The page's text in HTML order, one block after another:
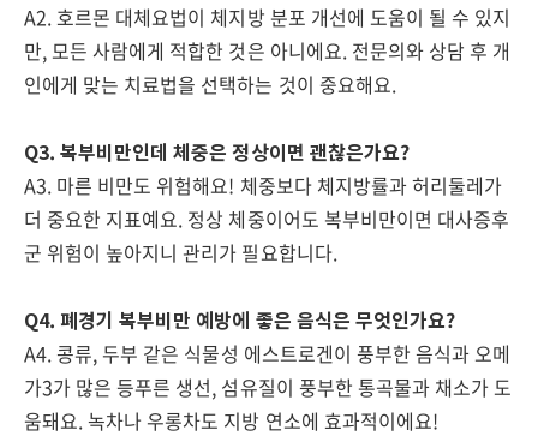
A2. 호르몬 대체요법이 체지방 분포 개선에 도움이 될 수 있지
만, 모든 사람에게 적합한 것은 아니에요. 전문의와 상담 후 개
인에게 맞는 치료법을 선택하는 것이 중요해요.
Q3. 복부비만인데 체중은 정상이면 괜찮은가요?
A3. 마른 비만도 위험해요! 체중보다 체지방률과 허리둘레가
더 중요한 지표예요. 정상 체중이어도 복부비만이면 대사증후
군 위험이 높아지니 관리가 필요합니다.
Q4. 폐경기 복부비만 예방에 좋은 음식은 무엇인가요?
A4. 콩류, 두부 같은 식물성 에스트로겐이 풍부한 음식과 오메
가3가 많은 등푸른 생선, 섬유질이 풍부한 통곡물과 채소가 도
움돼요. 녹차나 우롱차도 지방 연소에 효과적이에요!